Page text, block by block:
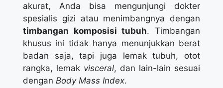
akurat, Anda bisa mengunjungi dokter
spesialis gizi atau menimbangnya dengan
timbangan komposisi tubuh. Timbangan
khusus ini tidak hanya menunjukkan berat
badan saja, tapi juga lemak tubuh, otot
rangka, lemak visceral, dan lain-lain sesuai
dengan Body Mass Index.